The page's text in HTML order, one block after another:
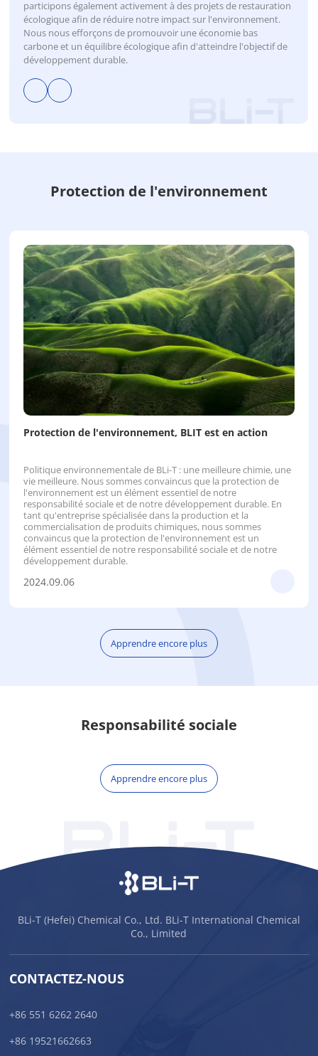
Protection de l'environnement
Protection de l'environnement, BLIT est en action
Politique environnementale de BLi-T : une meilleure chimie, une
vie meilleure. Nous sommes convaincus que la protection de
l'environnement est un élément essentiel de notre
responsabilité sociale et de notre développement durable. En
tant qu'entreprise spécialisée dans la production et la
commercialisation de produits chimiques, nous sommes
convaincus que la protection de l'environnement est un
élément essentiel de notre responsabilité sociale et de notre
développement durable.
2024.09.06
Apprendre encore plus
Responsabilité sociale
Apprendre encore plus
BLi-T (Hefei) Chemical Co., Ltd. BLi-T International Chemical
Co., Limited
CONTACTEZ-NOUS
+86 551 6262 2640
+86 19521662663